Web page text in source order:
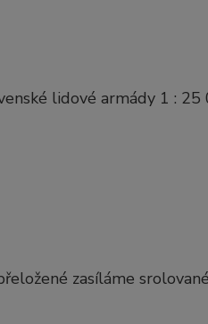
lidové armády 1 :
zasíláme